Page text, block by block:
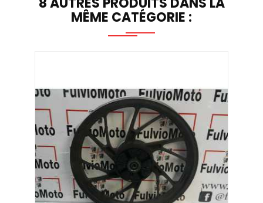
MÊME CATÉGORIE :